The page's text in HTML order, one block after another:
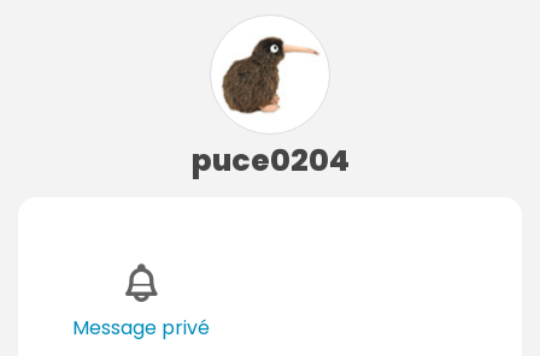
puce0204
Message privé